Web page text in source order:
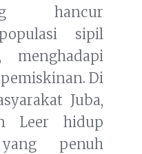
hancur
sipil
menghadapi
Di
Juba,
Leer hidup
penuh